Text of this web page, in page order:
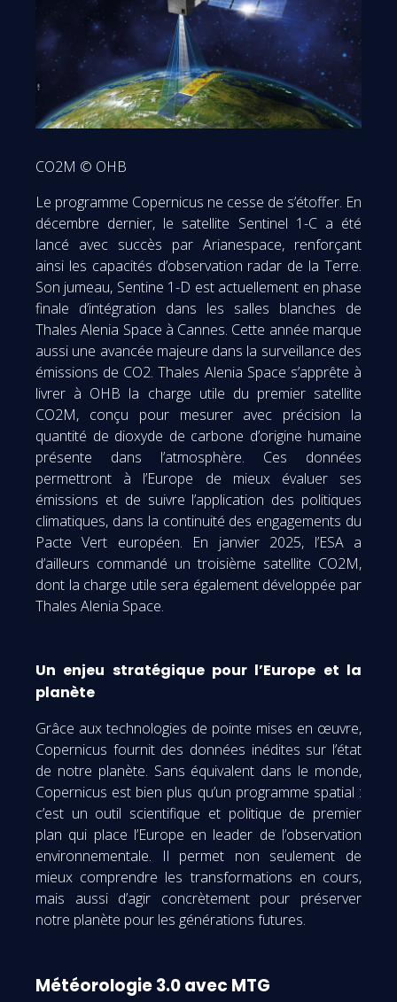
CO2M © OHB
Le programme Copernicus ne cesse de s’étoffer. En
décembre dernier, le satellite Sentinel 1-C a été
lancé avec succès par Arianespace, renforçant
ainsi les capacités d’observation radar de la Terre.
Son jumeau, Sentine 1-D est actuellement en phase
finale d’intégration dans les salles blanches de
Thales Alenia Space à Cannes. Cette année marque
aussi une avancée majeure dans la surveillance des
émissions de CO2. Thales Alenia Space s’apprête à
livrer à OHB la charge utile du premier satellite
CO2M, conçu pour mesurer avec précision la
quantité de dioxyde de carbone d’origine humaine
présente dans l’atmosphère. Ces données
permettront à l’Europe de mieux évaluer ses
émissions et de suivre l’application des politiques
climatiques, dans la continuité des engagements du
Pacte Vert européen. En janvier 2025, l’ESA a
d’ailleurs commandé un troisième satellite CO2M,
dont la charge utile sera également développée par
Thales Alenia Space.
Un enjeu stratégique pour l’Europe et la
planète
Grâce aux technologies de pointe mises en œuvre,
Copernicus fournit des données inédites sur l’état
de notre planète. Sans équivalent dans le monde,
Copernicus est bien plus qu’un programme spatial :
c’est un outil scientifique et politique de premier
plan qui place l’Europe en leader de l’observation
environnementale. Il permet non seulement de
mieux comprendre les transformations en cours,
mais aussi d’agir concrètement pour préserver
notre planète pour les générations futures.
Météorologie 3.0 avec MTG